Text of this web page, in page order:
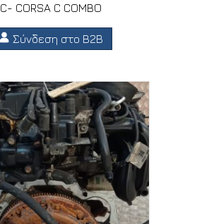
C- CORSA C COMBO
Σύνδεση στο B2B